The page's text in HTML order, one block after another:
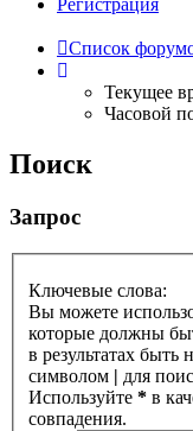
Регистрация
Список
Текущее
Часовой
Поиск
Запрос
Ключевые слова:
Вы можете
которые должны
в результатах
символом | для
Используйте * в
совпадения.